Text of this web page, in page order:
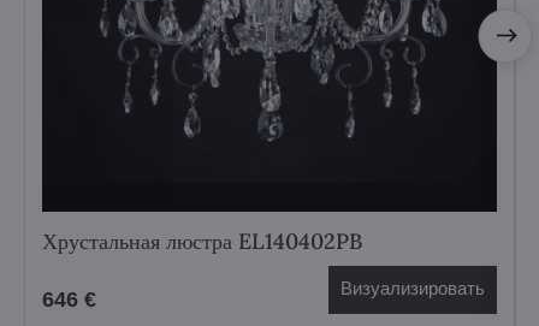
Хрустальная люстра EL140402PB
646 € Визуализировать